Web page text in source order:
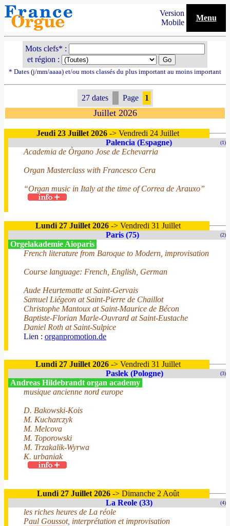
Version
Mobile
Menu
Mots clefs* :
et région :
* Dates (j/mm/aaaa) et/ou mots classés du plus important au moins important
27 dates Page 1
Juillet 2026
Jeudi 23 Juillet 2026 -> Vendredi 24 Juillet
Palencia (Espagne)
(1)
Academia de Òrgano Jose de Echevarria
Organ Masterclass with Francesco Cera
“Organ music in Italy at the time of Correa de Arauxo”
Lundi 27 Juillet 2026-> Vendredi 31 Juillet
Paris (75)
(2)
Orgelakademie Aioparis
French literature from Baroque to Modern, improvisation
Course language: French, English, German
Aude Heurtematte at Saint-Gervais
Samuel Liégeon at Saint-Pierre de Chaillot
Christophe Mantoux at Saint-Maurice de Bécon
Baptiste-Florian Marle-Ouvrard at Saint-Eustache
Daniel Roth at Saint-Sulpice
Lien : organpromotion.de
Lundi 27 Juillet 2026-> Vendredi 31 Juillet
Paslek (Pologne)
(3)
Andreas Hildebrandt organ academy
musique ancienne nord europe
D. Bakowski-Kois
M. Kucharczyk
M. Melcova
M. Toporowski
M. Trzakalik-Wyrwa
K. urbaniak
Lundi 27 Juillet 2026-> Dimanche 2 Août
La Reole (33)
(4)
les riches heures de La réole
Paul Goussot, interprétation et improvisation